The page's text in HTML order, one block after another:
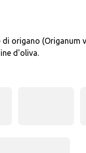
origano (Origanum
d'oliva.